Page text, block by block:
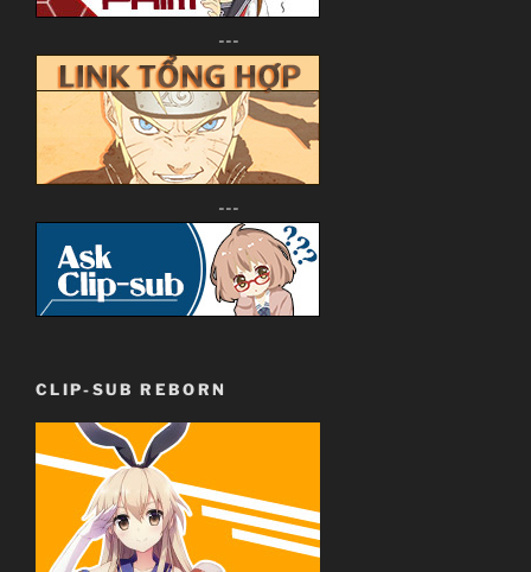
---
---
CLIP-SUB REBORN